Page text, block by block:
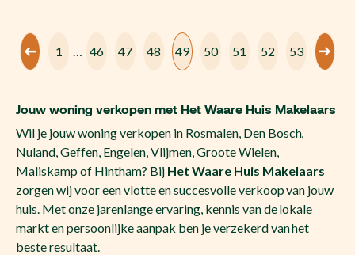
1 … 46 47 48 49 50 51 52 53
Jouw woning verkopen met Het Waare Huis Makelaars
Wil je jouw woning verkopen in Rosmalen, Den Bosch,
Nuland, Geffen, Engelen, Vlijmen, Groote Wielen,
Maliskamp of Hintham? Bij Het Waare Huis Makelaars
zorgen wij voor een vlotte en succesvolle verkoop van jouw
huis. Met onze jarenlange ervaring, kennis van de lokale
markt en persoonlijke aanpak ben je verzekerd van het
beste resultaat.